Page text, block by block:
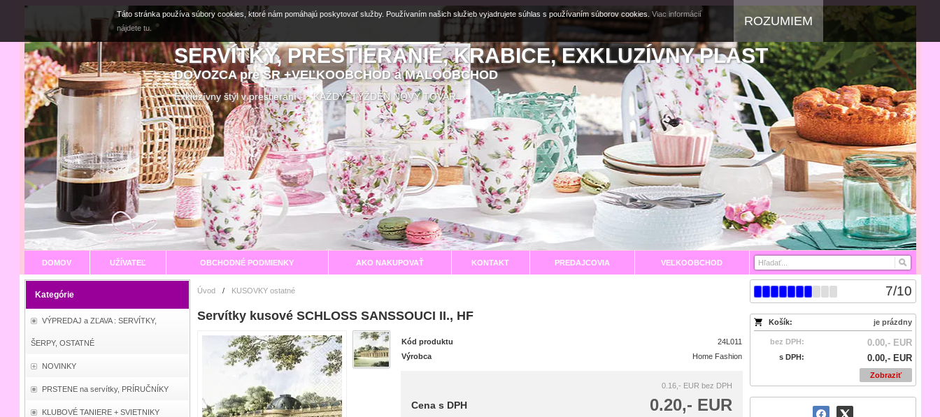
SERVÍTKY, PRESTIERANIE, KRABICE, EXKLUZÍVNY PLAST
DOVOZCA pre SR +VEĽKOOBCHOD a MALOOBCHOD
Exkluzívny štýl v prestieraní KAŽDÝ TÝŽDEŇ NOVÝ TOVAR
DOMOV UŽÍVATEĽ OBCHODNÉ PODMIENKY AKO NAKUPOVAŤ KONTAKT PREDAJCOVIA VEĽKOOBCHOD
Kategórie
VÝPREDAJ a ZĽAVA : SERVÍTKY,
ŠERPY, OSTATNÉ
NOVINKY
PRSTENE na servítky, PRÍRUČNÍKY
KLUBOVÉ TANIERE + SVIETNIKY
7/10
Košík: je prázdny
bez DPH: 0.00,- EUR
s DPH: 0.00,- EUR
Zobraziť
Úvod / KUSOVKY ostatné
Servítky kusové SCHLOSS SANSSOUCI II., HF
Kód produktu
24L011
Výrobca
Home Fashion
0.16,- EUR bez DPH
0.20,- EUR
Cena s DPH
Táto stránka používa súbory cookies, ktoré nám pomáhajú poskytovať služby. Používaním našich služieb vyjadrujete súhlas s používaním súborov cookies. Viac informácií
nájdete tu.
ROZUMIEM